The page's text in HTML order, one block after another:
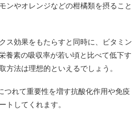
ンやオレンジなどの柑橘類を摂ること
ス効果をもたらすと同時に、ビタミン
養素の吸収率が若い頃と比べて低下す
法は理想的といえるでしょう。
れて重要性を増す抗酸化作用や免疫
トしてくれます。